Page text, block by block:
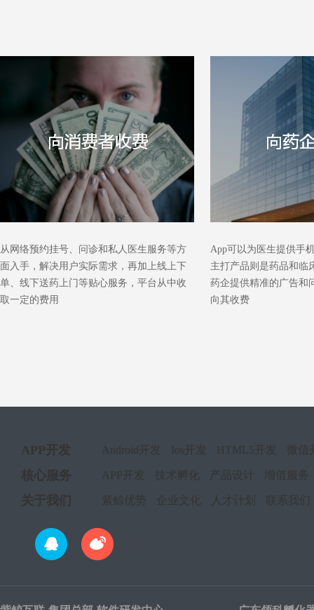
从网络预约挂号、问诊和私人医生服务等方
面入手，解决用户实际需求，再加上线上下
单、线下送药上门等贴心服务，平台从中收
取一定的费用
App可以为医生提供手
主打产品则是药品和临
药企提供精准的广告和
向其收费
APP开发 Android开发 Ios开发 HTML5开发 微
核心服务 APP开发 技术孵化 产品设计 增值服务
关于我们 紫鲸优势 企业文化 人才计划 联系我们